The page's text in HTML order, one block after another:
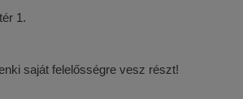
1.
saját felelősségre vesz részt!